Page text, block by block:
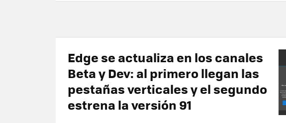
Edge se actualiza en los canales
Beta y Dev: al primero llegan las
pestañas verticales y el segundo
estrena la versión 91